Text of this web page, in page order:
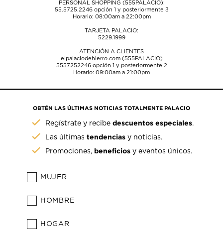
PERSONAL SHOPPING (555PALACIO):
55.5725.2246opción 1 y posteriormente 3
Horario: 08:00am a 22:00pm
TARJETA PALACIO:
5229.1999
ATENCIÓN A CLIENTES
elpalaciodehierro.com (555PALACIO)
5557252246opción 1 y posteriormente 2
Horario: 09:00am a 21:00pm
OBTÉN LAS ÚLTIMAS NOTICIAS TOTALMENTE PALACIO
Regístrate y recibedescuentos especiales.
Las últimastendencias y noticias.
Promociones, beneficios y eventos únicos.
MUJER
HOMBRE
HOGAR